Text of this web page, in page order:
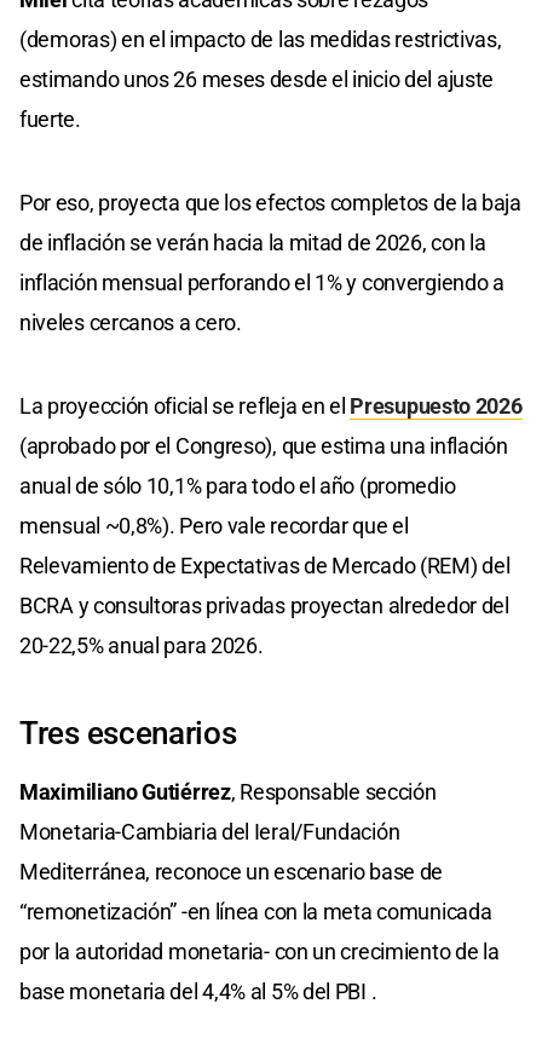
(demoras) en el impacto de las medidas restrictivas,
estimando unos 26 meses desde el inicio del ajuste
fuerte.
Por eso, proyecta que los efectos completos de la baja
de inflación se verán hacia la mitad de 2026, con la
inflación mensual perforando el 1% y convergiendo a
niveles cercanos a cero.
La proyección oficial se refleja en el Presupuesto 2026
(aprobado por el Congreso), que estima una inflación
anual de sólo 10,1% para todo el año (promedio
mensual ~0,8%). Pero vale recordar que el
Relevamiento de Expectativas de Mercado (REM) del
BCRA y consultoras privadas proyectan alrededor del
20-22,5% anual para 2026.
Tres escenarios
Maximiliano Gutiérrez, Responsable sección
Monetaria-Cambiaria del Ieral/Fundación
Mediterránea, reconoce un escenario base de
“remonetización” -en línea con la meta comunicada
por la autoridad monetaria- con un crecimiento de la
base monetaria del 4,4% al 5% del PBI .